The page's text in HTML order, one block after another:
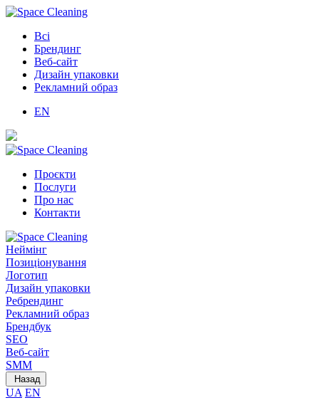
Всі
Брендинг
Веб-сайт
Дизайн упаковки
Рекламний образ
EN
Проєкти
Послуги
Про нас
Контакти
Неймінг
Позиціонування
Логотип
Дизайн упаковки
Ребрендинг
Рекламний образ
Брендбук
SEO
Веб-сайт
SMM
Назад
UA EN